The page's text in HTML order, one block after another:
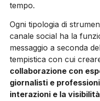
tempo.
Ogni tipologia di
canale social ha la
messaggio a seconda
tempistica con cui
collaborazione con
giornalisti e
interazioni e la